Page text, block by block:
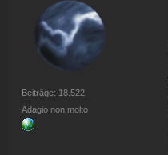
Beiträge: 18.522
Adagio non molto